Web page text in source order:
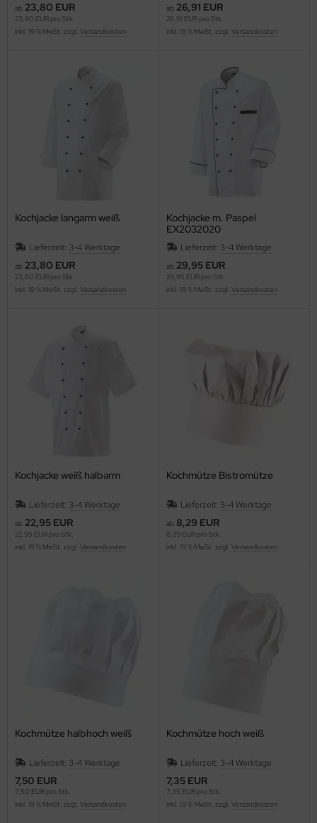
ab 23,80 EUR
23,80 EUR pro Stk.
inkl. 19 % MwSt. zzgl. Versandkosten
ab 26,91 EUR
26,91 EUR pro Stk.
inkl. 19 % MwSt. zzgl. Versandkosten
Kochjacke langarm weiß
Lieferzeit: 3-4 Werktage
ab 23,80 EUR
23,80 EUR pro Stk.
inkl. 19 % MwSt. zzgl. Versandkosten
Kochjacke m. Paspel
EX2032020
Lieferzeit: 3-4 Werktage
ab 29,95 EUR
29,95 EUR pro Stk.
inkl. 19 % MwSt. zzgl. Versandkosten
Kochjacke weiß halbarm
Lieferzeit: 3-4 Werktage
ab 22,95 EUR
22,95 EUR pro Stk.
inkl. 19 % MwSt. zzgl. Versandkosten
Kochmütze Bistromütze
Lieferzeit: 3-4 Werktage
ab 8,29 EUR
8,29 EUR pro Stk.
inkl. 19 % MwSt. zzgl. Versandkosten
Kochmütze halbhoch weiß
Lieferzeit: 3-4 Werktage
7,50 EUR
7,50 EUR pro Stk.
inkl. 19 % MwSt. zzgl. Versandkosten
Kochmütze hoch weiß
Lieferzeit: 3-4 Werktage
7,35 EUR
7,35 EUR pro Stk.
inkl. 19 % MwSt. zzgl. Versandkosten